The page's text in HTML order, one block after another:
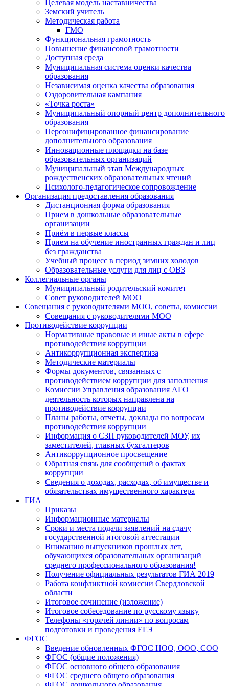
Целевая модель наставничества
Земский учитель
Методическая работа
ГМО
Функциональная грамотность
Повышение финансовой грамотности
Доступная среда
Муниципальная система оценки качества
образования
Независимая оценка качества образования
Оздоровительная кампания
«Точка роста»
Муниципальный опорный центр дополнительного
образования
Персонифицированное финансирование
дополнительного образования
Инновационные площадки на базе
образовательных организаций
Муниципальный этап Международных
рождественских образовательных чтений
Психолого-педагогическое сопровождение
Организация предоставления образования
Дистанционная форма образования
Прием в дошкольные образовательные
организации
Приём в первые классы
Прием на обучение иностранных граждан и лиц
без гражданства
Учебный процесс в период зимних холодов
Образовательные услуги для лиц с ОВЗ
Коллегиальные органы
Муниципальный родительский комитет
Совет руководителей МОО
Совещания с руководителями МОО, советы, комиссии
Совещания с руководителями МОО
Противодействие коррупции
Нормативные правовые и иные акты в сфере
противодействия коррупции
Антикоррупционная экспертиза
Методические материалы
Формы документов, связанных с
противодействием коррупции для заполнения
Комиссии Управления образования АГО
деятельность которых направлена на
противодействие коррупции
Планы работы, отчеты, доклады по вопросам
противодействия коррупции
Информация о СЗП руководителей МОУ, их
заместителей, главных бухгалтеров
Антикоррупционное просвещение
Обратная связь для сообщений о фактах
коррупции
Сведения о доходах, расходах, об имуществе и
обязательствах имущественного характера
ГИА
Приказы
Информационные материалы
Сроки и места подачи заявлений на сдачу
государственной итоговой аттестации
Вниманию выпускников прошлых лет,
обучающихся образовательных организаций
среднего профессионального образования!
Получение официальных результатов ГИА 2019
Работа конфликтной комиссии Свердловской
области
Итоговое сочинение (изложение)
Итоговое собеседование по русскому языку
Телефоны «горячей линии» по вопросам
подготовки и проведения ЕГЭ
ФГОС
Введение обновленных ФГОС НОО, ООО, СОО
ФГОС (общие положения)
ФГОС основного общего образования
ФГОС среднего общего образования